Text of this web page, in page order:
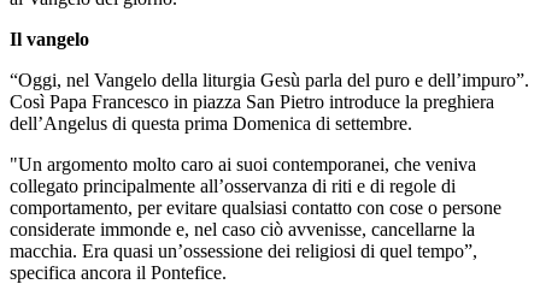
Il vangelo
“Oggi, nel Vangelo della liturgia Gesù parla del puro e dell’impuro”.
Così Papa Francesco in piazza San Pietro introduce la preghiera
dell’Angelus di questa prima Domenica di settembre.
"Un argomento molto caro ai suoi contemporanei, che veniva
collegato principalmente all’osservanza di riti e di regole di
comportamento, per evitare qualsiasi contatto con cose o persone
considerate immonde e, nel caso ciò avvenisse, cancellarne la
macchia. Era quasi un’ossessione dei religiosi di quel tempo”,
specifica ancora il Pontefice.